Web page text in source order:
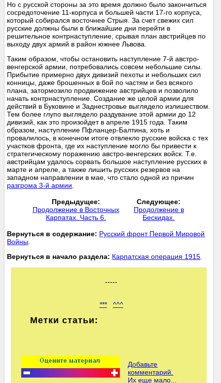
Но с русской стороны за это время должно было закончиться
сосредоточение 11-корпуса и большей части 17-го корпуса,
который собирался восточнее Стрыя. За счет свежих сил
русские должны были в ближайшие дни перейти в
решительное контрнаступление, срывая план австрийцев по
выходу двух армий в район южнее Львова.
Таким образом, чтобы остановить наступление 7-й австро-
венгерской армии, потребовались совсем небольшие силы.
Прибытие примерно двух дивизий пехоты и небольших сил
конницы, даже брошенных в бой по частям и без всякого
плана, затормозило продвижение австрийцев и позволило
начать контрнаступление. Создание же целой армии для
действий в Буковине и Заднестровье выглядело излишеством.
Тем более глупо выглядело раздувание этой армии до 12
дивизий, как это произойдет в апреле 1915 года. Таким
образом, наступление Пфланцер-Балтина, хоть и
провалилось, в конечном итоге отвлекло русские войска с тех
участков фронта, где их наступление могло бы привести к
стратегическому поражению австро-венгерских войск. Т.е.
австрийцам удалось сорвать большое наступление русских в
марте и апреле, а также лишить русских резервов на
западном направлении в мае, что стало одной из причин
разгрома 3-й армии
Предыдущее:
Продолжение в Восточных
Карпатах. Часть 6.
Следующее:
Продолжение в
Бескидах.
Вернуться в содержание: Русский фронт Первой Мировой
Войны
Вернуться в начало раздела: Карпатская операция 1915
-----
*** ^^^
Метки статьи:
Добавьте
комментарий.
Их еще мало...